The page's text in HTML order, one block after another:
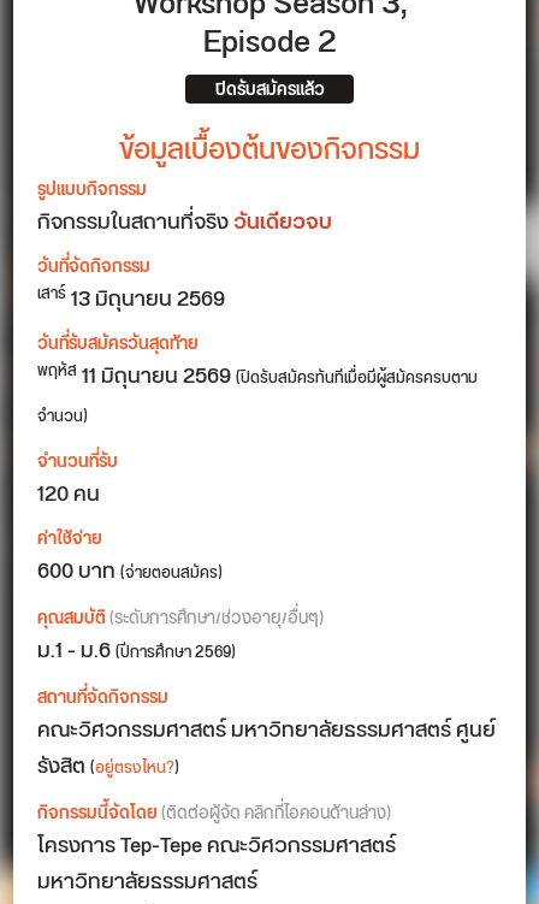
Episode 2
ปิดรับสมัครแล้ว
ข้อมูลเบื้องต้นของกิจกรรม
รูปแบบกิจกรรม
กิจกรรมในสถานที่จริงวันเดียวจบ
วันที่จัดกิจกรรม
เสาร์13มิถุนายน 2569
วันที่รับสมัครวันสุดท้าย
พฤหัส 11 มิถุนายน 2569(ปิดรับสมัครทันทีเมื่อมีผู้สมัครครบตาม
จำนวน)
จำนวนที่รับ
120 คน
ค่าใช้จ่าย
600 บาท(จ่ายตอนสมัคร)
คุณสมบัติ(ระดับการศึกษา/ช่วงอายุ/อื่นๆ)
ม.1 - ม.6(ปีการศึกษา 2569)
สถานที่จัดกิจกรรม
คณะวิศวกรรมศาสตร์ มหาวิทยาลัยธรรมศาสตร์ ศูนย์
รังสิต(อยู่ตรงไหน?)
กิจกรรมนี้จัดโดย(ติดต่อผู้จัด คลิกที่ไอคอนด้านล่าง)
โครงการ Tep-Tepe คณะวิศวกรรมศาสตร์
มหาวิทยาลัยธรรมศาสตร์